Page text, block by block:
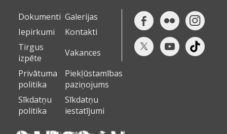
Dokumenti Galerijas
Iepirkumi
Kontakti
Tirgus
izpēte
Vakances
Privātuma
politika
Piekļūstamības
paziņojums
Sīkdatņu
politika
Sīkdatņu
iestatījumi